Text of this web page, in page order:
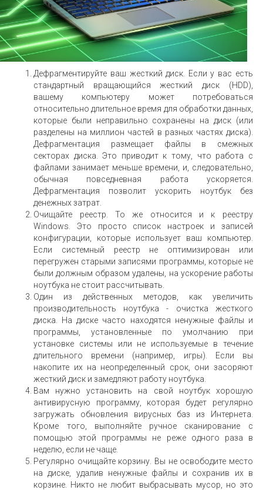
Дефрагментируйте ваш жесткий диск. Если у вас есть
стандартный вращающийся жесткий диск (HDD),
вашему компьютеру может потребоваться
относительно длительное время для обработки данных,
которые были неправильно сохранены на диск (или
разделены на миллион частей в разных частях диска).
Дефрагментация размещает файлы в смежных
секторах диска. Это приводит к тому, что работа с
файлами занимает меньше времени, и, следовательно,
обычная повседневная работа ускоряется.
Дефрагментация позволит ускорить ноутбук без
денежных затрат.
Очищайте реестр. То же относится и к реестру
Windows. Это просто список настроек и записей
конфигурации, которые использует ваш компьютер.
Если системный реестр не оптимизирован или
перегружен старыми записями программы, которые не
были должным образом удалены, на ускорение работы
ноутбука не стоит рассчитывать.
Один из действенных методов, как увеличить
производительность ноутбука - очистка жесткого
диска. На диске часто находятся ненужные файлы и
программы, установленные по умолчанию при
установке системы или не используемые в течение
длительного времени (например, игры). Если вы
накопите их на неопределенный срок, они засоряют
жесткий диск и замедляют работу ноутбука.
Вам нужно установить на свой ноутбук хорошую
антивирусную программу, которая будет регулярно
загружать обновления вирусных баз из Интернета.
Кроме того, выполняйте ручное сканирование с
помощью этой программы не реже одного раза в
неделю, если не чаще.
Регулярно очищайте корзину. Вы не освободите место
на диске, удалив ненужные файлы и сохранив их в
корзине. Никто не любит выбрасывать мусор, но это